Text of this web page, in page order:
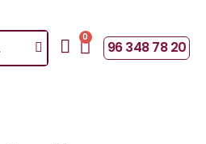
0
Cart96 348 78 20